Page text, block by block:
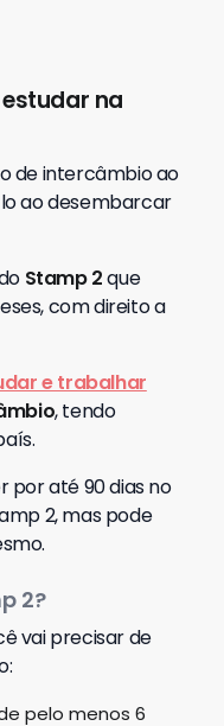
na
de intercâmbio ao
ao desembarcar
Stamp 2que
com direito a
e trabalhar
, tendo
por até 90 dias no
2, mas pode
2?
vai precisar de
pelo menos 6